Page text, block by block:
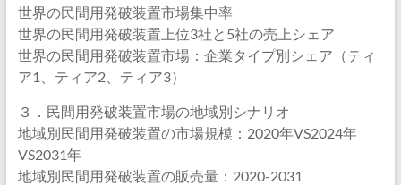
世界の民間用発破装置市場集中率
世界の民間用発破装置上位3社と5社の売上シェア
世界の民間用発破装置市場：企業タイプ別シェア（ティ
ア1、ティア2、ティア3）
３．民間用発破装置市場の地域別シナリオ
地域別民間用発破装置の市場規模：2020年VS2024年
VS2031年
地域別民間用発破装置の販売量：2020-2031